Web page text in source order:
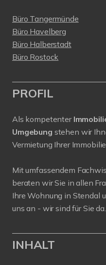
Büro Tangermünde
Büro Havelberg
Büro Halberstadt
Büro Rostock
PROFIL
Als kompetenter
Umgebung stehen wir
Vermietung Ihrer
Mit umfassendem
beraten wir Sie in allen
Ihre Wohnung in Stendal
uns an - wir sind für Sie da.
INHALT